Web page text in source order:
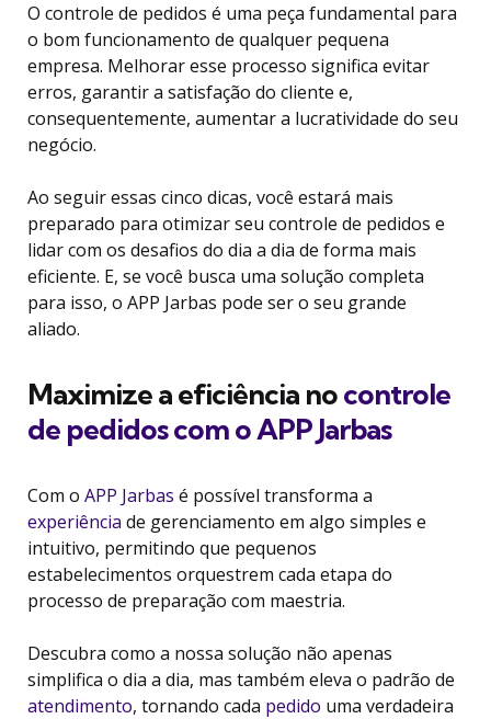
O controle de pedidos é uma peça fundamental para
o bom funcionamento de qualquer pequena
empresa. Melhorar esse processo significa evitar
erros, garantir a satisfação do cliente e,
consequentemente, aumentar a lucratividade do seu
negócio.
Ao seguir essas cinco dicas, você estará mais
preparado para otimizar seu controle de pedidos e
lidar com os desafios do dia a dia de forma mais
eficiente. E, se você busca uma solução completa
para isso, o APP Jarbas pode ser o seu grande
aliado.
Maximize a eficiência nocontrole
de pedidos com o APP Jarbas
Com o APP Jarbas é possível transforma a
experiência de gerenciamento em algo simples e
intuitivo, permitindo que pequenos
estabelecimentos orquestrem cada etapa do
processo de preparação com maestria.
Descubra como a nossa solução não apenas
simplifica o dia a dia, mas também eleva o padrão de
atendimento, tornando cada pedido uma verdadeira